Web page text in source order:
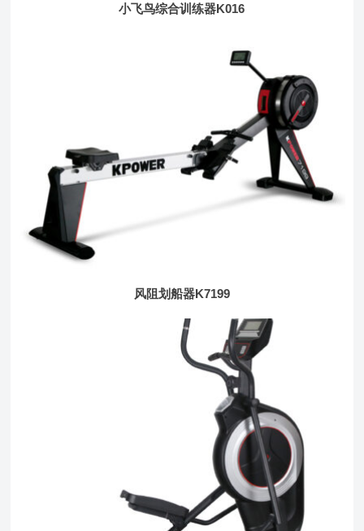
小飞鸟综合训练器K016
风阻划船器K7199